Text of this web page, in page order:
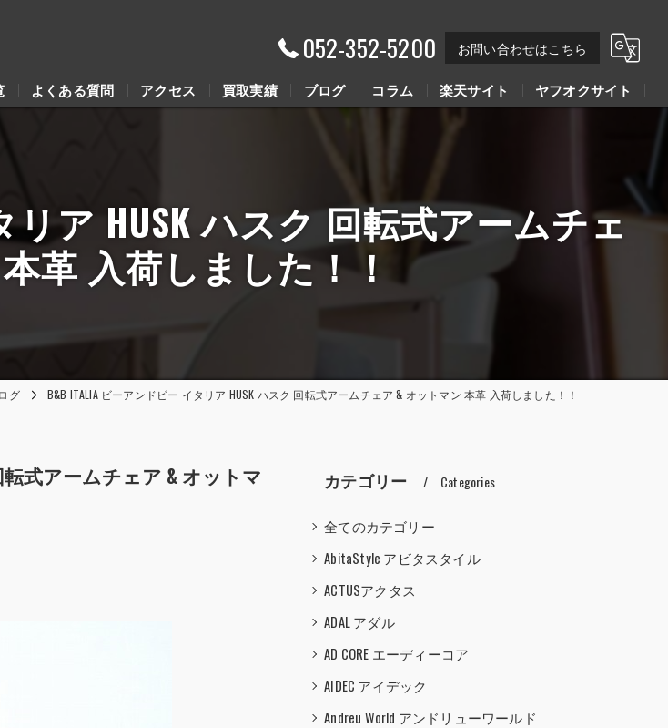
052-352-5200 お問い合わせはこちら
よくある質問 アクセス 買取実績 ブログ
Youtube動画
コラム 楽天サイト ヤフオクサイト
リア HUSK ハスク 回転式アームチェ
革 入荷しました！！
グ B&B ITALIA ビーアンドビー イタリア HUSK ハスク 回転式アームチェア & オットマン 本革 入荷しました！！
転式アームチェア & オットマ
カテゴリー Categories
全てのカテゴリー
AbitaStyle アビタスタイル
ACTUSアクタス
ADAL アダル
AD CORE エーディーコア
AIDEC アイデック
Andreu World アンドリューワールド